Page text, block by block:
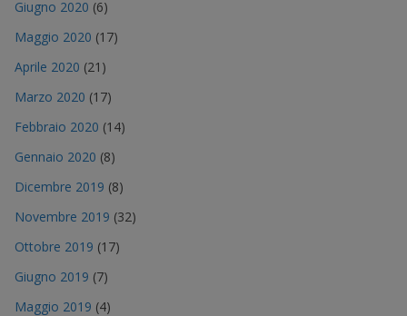
Giugno 2020 (6)
Maggio 2020 (17)
Aprile 2020 (21)
Marzo 2020 (17)
Febbraio 2020 (14)
Gennaio 2020 (8)
Dicembre 2019 (8)
Novembre 2019 (32)
Ottobre 2019 (17)
Giugno 2019 (7)
Maggio 2019 (4)